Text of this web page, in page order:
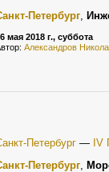
Петербург,
мая 2018 г., суббота
Александров
Петербург — IV
Петербург,